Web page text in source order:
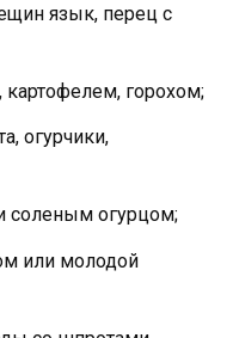
язык, перец с
горохом;
огурчики,
соленым огурцом;
или молодой